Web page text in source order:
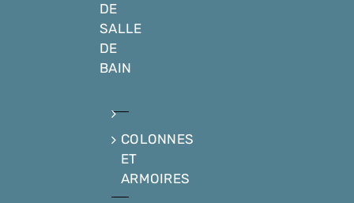
DE
SALLE
DE
BAIN
COLONNES
ET
ARMOIRES